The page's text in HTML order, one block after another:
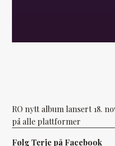
RO nytt album lansert 18.
på alle plattformer
Følg Terje på Facebook